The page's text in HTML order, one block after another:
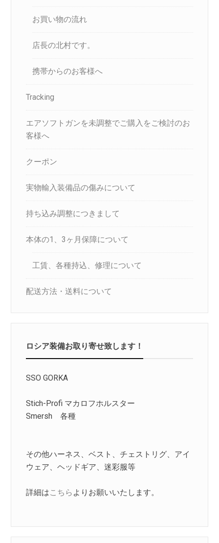
お買い物の流れ
店長の北村です。
携帯からのお客様へ
Tracking
エアソフトガンを未調整でご購入をご検討のお
客様へ
クーポン
実物輸入装備品の傷みについて
持ち込み調整につきまして
本体の1、3ヶ月保障について
工賃、各種持込、修理について
配送方法・送料について
ロシア装備お取り寄せ致します！
SSO GORKA
Stich-Profi マカロフホルスター
Smersh 各種
その他ハーネス、ベスト、チェストリグ、アイ
ウェア、ヘッドギア、迷彩服等
詳細はこちら よりお願いいたします。